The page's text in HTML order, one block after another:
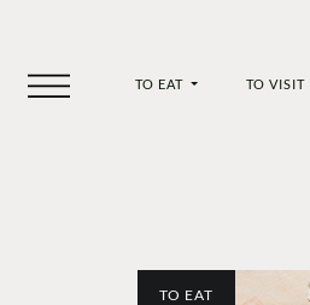
TO EAT TO VISIT
TO EAT